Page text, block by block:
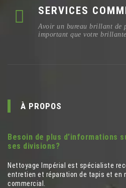
SERVICES
Avoir un bureau brillant de
important que votre
À PROPOS
Besoin de plus d’informations
ses divisions?
Nettoyage Impérial est spécialiste
entretien et réparation de tapis et en
commercial.